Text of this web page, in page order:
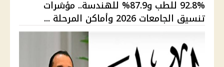
92.8% للطب و87.9% للهندسة.. مؤشرات
تنسيق الجامعات 2026 وأماكن المرحلة ...